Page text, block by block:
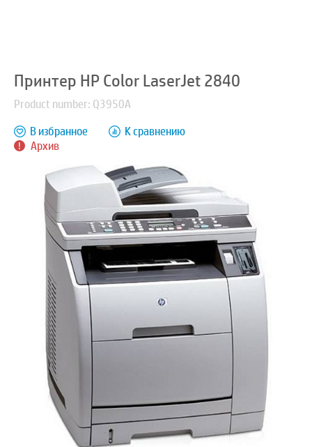
Принтер HP Color LaserJet 2840
Product number: Q3950A
Архив
В избранное К сравнению